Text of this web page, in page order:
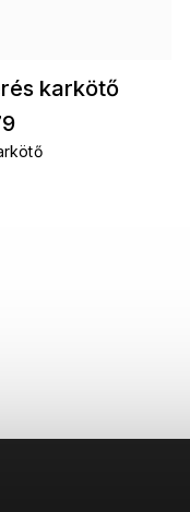
karkötő